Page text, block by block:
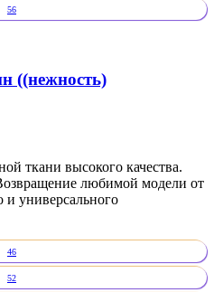
56
((нежность)
ткани высокого качества.
любимой модели от
и универсального
46
52